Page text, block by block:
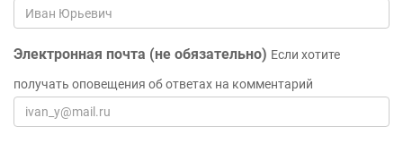
Электронная почта (не обязательно) Если хотите
получать оповещения об ответах на комментарий